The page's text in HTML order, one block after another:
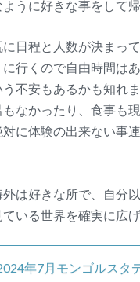
うに好きな事をして
日程と人数が決まっ
行くので自由時間は
不安もあるかも知れ
なかったり、食事も
に体験の出来ない事
は好きな所で、自分
いる世界を確実に広
年7月モンゴルスタ